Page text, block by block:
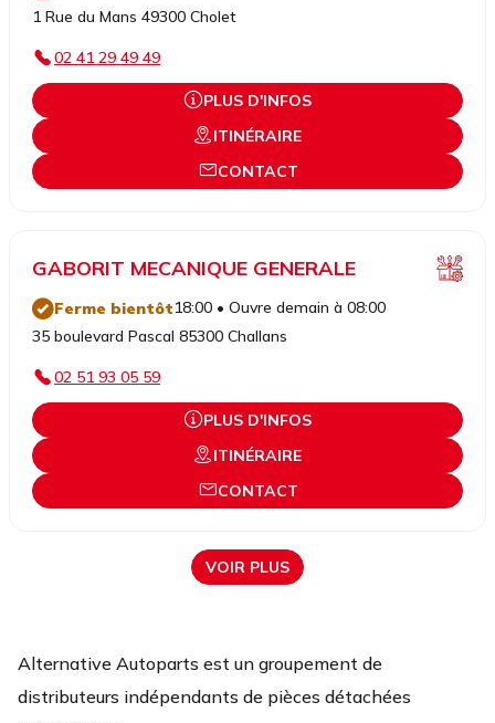
1 Rue du Mans 49300 Cholet
02 41 29 49 49
PLUS D'INFOS
ITINÉRAIRE
CONTACT
GABORIT MECANIQUE GENERALE
Ferme bientôt18:00 • Ouvre demain à 08:00
35 boulevard Pascal 85300 Challans
02 51 93 05 59
PLUS D'INFOS
ITINÉRAIRE
CONTACT
VOIR PLUS
Alternative Autoparts est un groupement de
distributeurs indépendants de pièces détachées